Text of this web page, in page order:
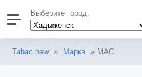
Выберите город:
Tabac new » Марка » MAC